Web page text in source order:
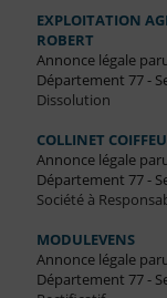
EXPLOITATION
ROBERT
Annonce légale
Département 77 -
Dissolution
COLLINET
Annonce légale
Département 77 -
Société à
MODULEVENS
Annonce légale
Département 77 -